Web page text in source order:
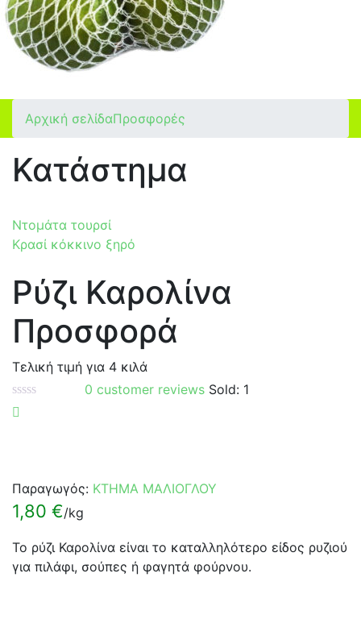
Αρχική σελίδαΠροσφορές
Κατάστημα
Ντομάτα τουρσί
Kρασί κόκκινο ξηρό
Ρύζι Καρολίνα
Προσφορά
Τελική τιμή για 4 κιλά
0 customer reviews Sold: 1
Παραγωγός: KTHMA ΜΑΛΙΟΓΛΟΥ
1,80 €/kg
Το ρύζι Καρολίνα είναι το καταλληλότερο είδος ρυζιού
για πιλάφι, σούπες ή φαγητά φούρνου.